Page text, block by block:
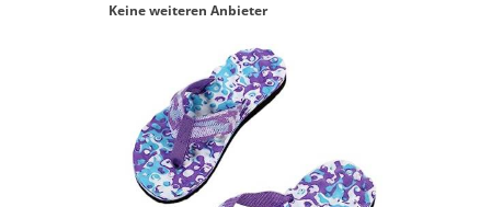
Keine weiteren Anbieter